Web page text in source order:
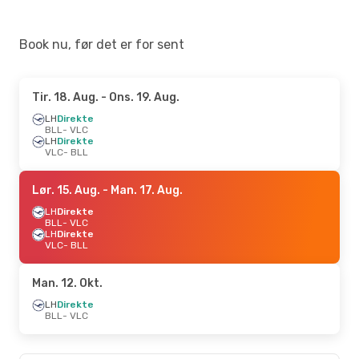
Book nu, før det er for sent
Tir. 18. Aug. - Ons. 19. Aug.
LHDirekte
BLL- VLC
LHDirekte
VLC- BLL
Lør. 15. Aug. - Man. 17. Aug.
LHDirekte
BLL- VLC
LHDirekte
VLC- BLL
Man. 12. Okt.
LHDirekte
BLL- VLC